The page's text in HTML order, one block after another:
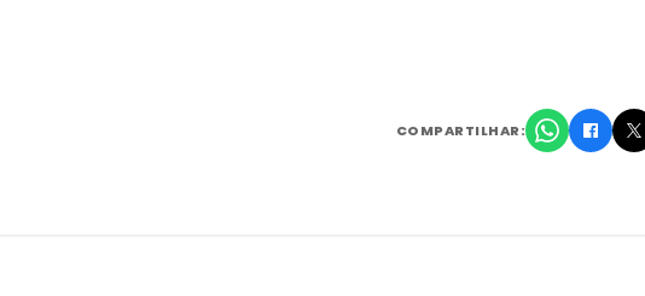
COMPARTILHAR: